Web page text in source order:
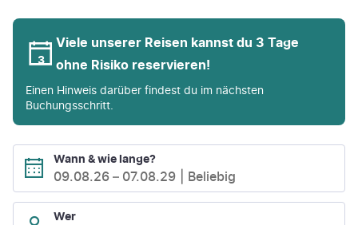
Viele unserer Reisen kannst du 3 Tage
ohne Risiko reservieren!
Einen Hinweis darüber findest du im nächsten
Buchungsschritt.
Wann & wie lange?
09.08.26 – 07.08.29 Beliebig
Wer